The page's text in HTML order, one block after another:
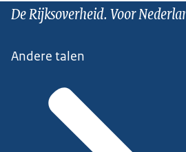
De Rijksoverheid. Voor
Andere talen